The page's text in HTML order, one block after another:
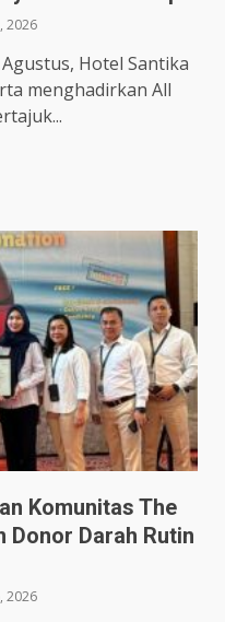
2026
Hotel Santika
menghadirkan All
Komunitas The
Donor Darah Rutin
2026